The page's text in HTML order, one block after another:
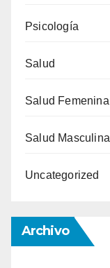
Psicología
Salud
Salud Femenina
Salud Masculina
Uncategorized
Archivo